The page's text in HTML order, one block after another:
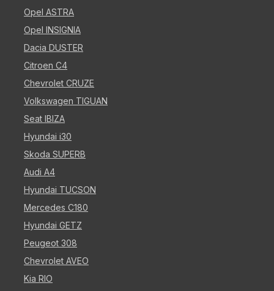
Opel ASTRA
Opel INSIGNIA
Dacia DUSTER
Citroen C4
Chevrolet CRUZE
Volkswagen TIGUAN
Seat IBIZA
Hyundai i30
Skoda SUPERB
Audi A4
Hyundai TUCSON
Mercedes C180
Hyundai GETZ
Peugeot 308
Chevrolet AVEO
Kia RIO